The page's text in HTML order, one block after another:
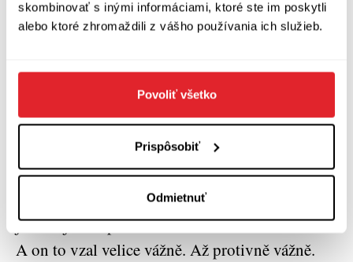
skombinovať s inými informáciami, ktoré ste im poskytli
alebo ktoré zhromaždili z vášho používania ich služieb.
Povoliť všetko
Prispôsobiť
Odmietnuť
byla podívat. Pustili mě i dovnitř, do té
Během té návštěvy vaši bratři spali?
To jsem právě chtěla říct. On se hned po mně
probudil i můj bratr Ctirad, ale to jsem
nevěděla, on mi to řekl až mnohem později.
Otec s ním dlouho mluvil a nabádal ho, že musí
jako nejstarší pomáhat mamince a starat se o mě.
A on to vzal velice vážně. Až protivně vážně.